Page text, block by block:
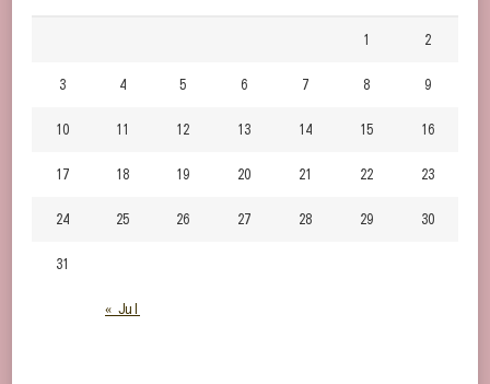
« Jul
1 2
3 4 5 6 7 8 9
10 11 12 13 14 15 16
17 18 19 20 21 22 23
24 25 26 27 28 29 30
31